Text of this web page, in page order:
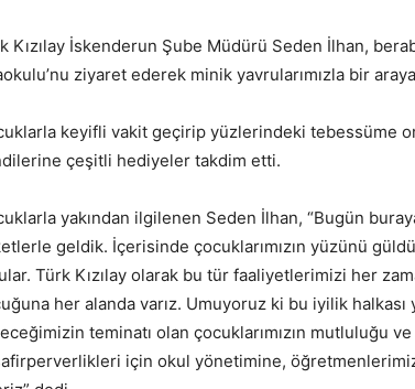
Kızılay İskenderun Şube Müdürü Seden İlhan,
ziyaret ederek minik yavrularımızla bir
keyifli vakit geçirip yüzlerindeki tebessüme
çeşitli hediyeler takdim etti.
yakından ilgilenen Seden İlhan, “Bugün
geldik. İçerisinde çocuklarımızın yüzünü
Türk Kızılay olarak bu tür faaliyetlerimizi her
her alanda varız. Umuyoruz ki bu iyilik halkası
teminatı olan çocuklarımızın mutluluğu
için okul yönetimine,